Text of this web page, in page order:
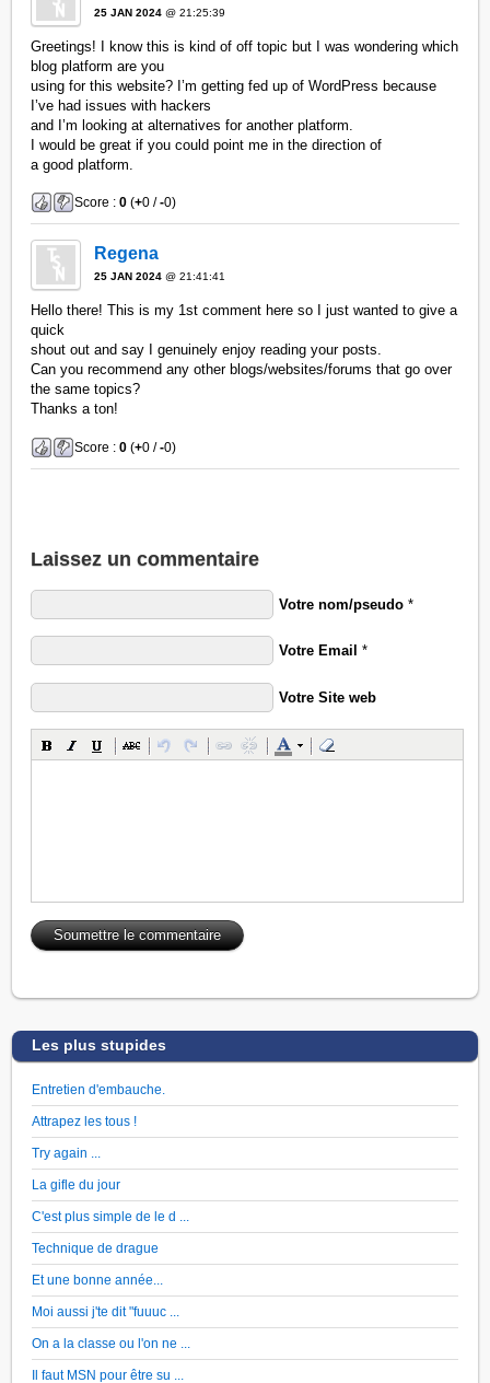
25 JAN 2024 @ 21:25:39
Greetings! I know this is kind of off topic but I was wondering which
blog platform are you
using for this website? I’m getting fed up of WordPress because
I’ve had issues with hackers
and I’m looking at alternatives for another platform.
I would be great if you could point me in the direction of
a good platform.
Score :0 (+0 /-0)
Regena
25 JAN 2024 @ 21:41:41
Hello there! This is my 1st comment here so I just wanted to give a
quick
shout out and say I genuinely enjoy reading your posts.
Can you recommend any other blogs/websites/forums that go over
the same topics?
Thanks a ton!
Score :0 (+0 /-0)
Laissez un commentaire
Votre nom/pseudo *
Votre Email *
Votre Site web
Les plus stupides
Entretien d'embauche.
Attrapez les tous !
Try again ...
La gifle du jour
C'est plus simple de le d ...
Technique de drague
Et une bonne année...
Moi aussi j'te dit "fuuuc ...
On a la classe ou l'on ne ...
Il faut MSN pour être su ...